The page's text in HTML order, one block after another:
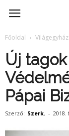
RomKat.ro
Főoldal Világegyház
Új
Pápai
Szerző: Szerk. - 2018.